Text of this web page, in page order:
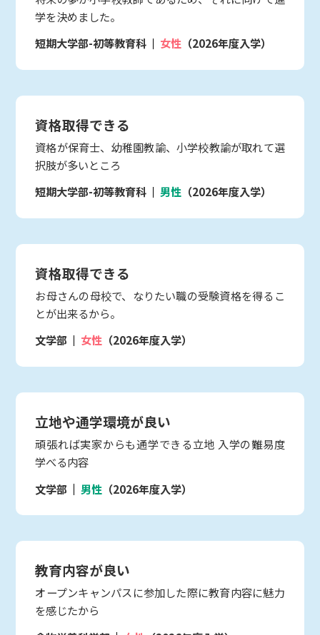
学を決めました。
短期大学部-初等教育科
女性 （2026年度入学）
資格取得できる
資格が保育士、幼稚園教諭、小学校教諭が取れて選
択肢が多いところ
短期大学部-初等教育科
男性 （2026年度入学）
資格取得できる
お母さんの母校で、なりたい職の受験資格を得るこ
とが出来るから。
文学部
女性 （2026年度入学）
立地や通学環境が良い
頑張れば実家からも通学できる立地 入学の難易度
学べる内容
文学部
男性 （2026年度入学）
教育内容が良い
オープンキャンパスに参加した際に教育内容に魅力
を感じたから